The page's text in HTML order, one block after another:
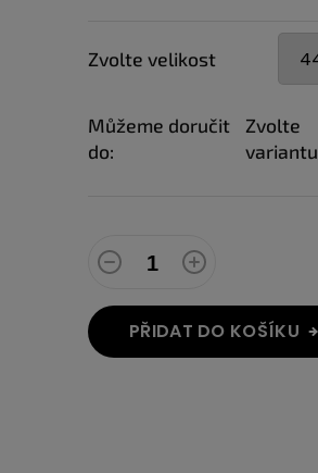
Zvolte velikost
Můžeme doručit
do:
Zvolte
variantu
PŘIDAT DO KOŠÍKU